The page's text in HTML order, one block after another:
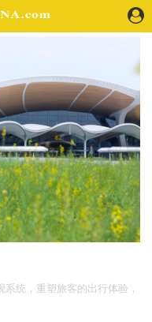
统，重塑旅客的出行体验，